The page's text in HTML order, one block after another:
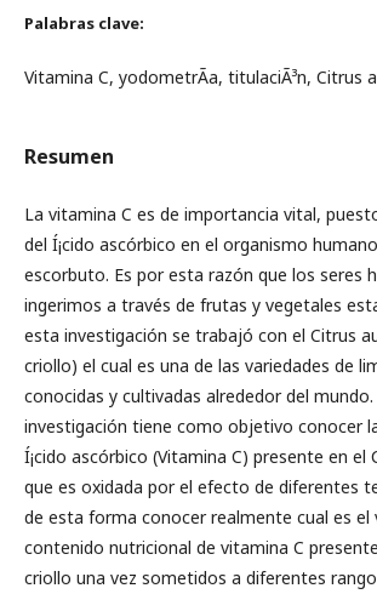
Palabras clave:
Vitamina C, yodometrÃ­a, titulaciÃ³n, Citrus
Resumen
La vitamina C es de importancia vital,
del Í¡cido ascórbico en el organismo
escorbuto. Es por esta razón que los seres
ingerimos a través de frutas y vegetales
esta investigación se trabajó con el Citrus
criollo) el cual es una de las variedades de
conocidas y cultivadas alrededor del mundo.
investigación tiene como objetivo conocer
Í¡cido ascórbico (Vitamina C) presente en el
que es oxidada por el efecto de diferentes
de esta forma conocer realmente cual es el
contenido nutricional de vitamina C
criollo una vez sometidos a diferentes